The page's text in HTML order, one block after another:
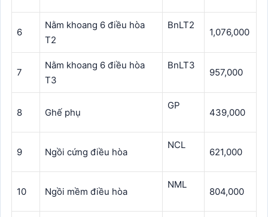
6
Nằm khoang 6 điều hòa
T2
BnLT2
1,076,000
7
Nằm khoang 6 điều hòa
T3
BnLT3
957,000
8 Ghế phụ
GP
439,000
9 Ngồi cứng điều hòa
NCL
621,000
10 Ngồi mềm điều hòa
NML
804,000